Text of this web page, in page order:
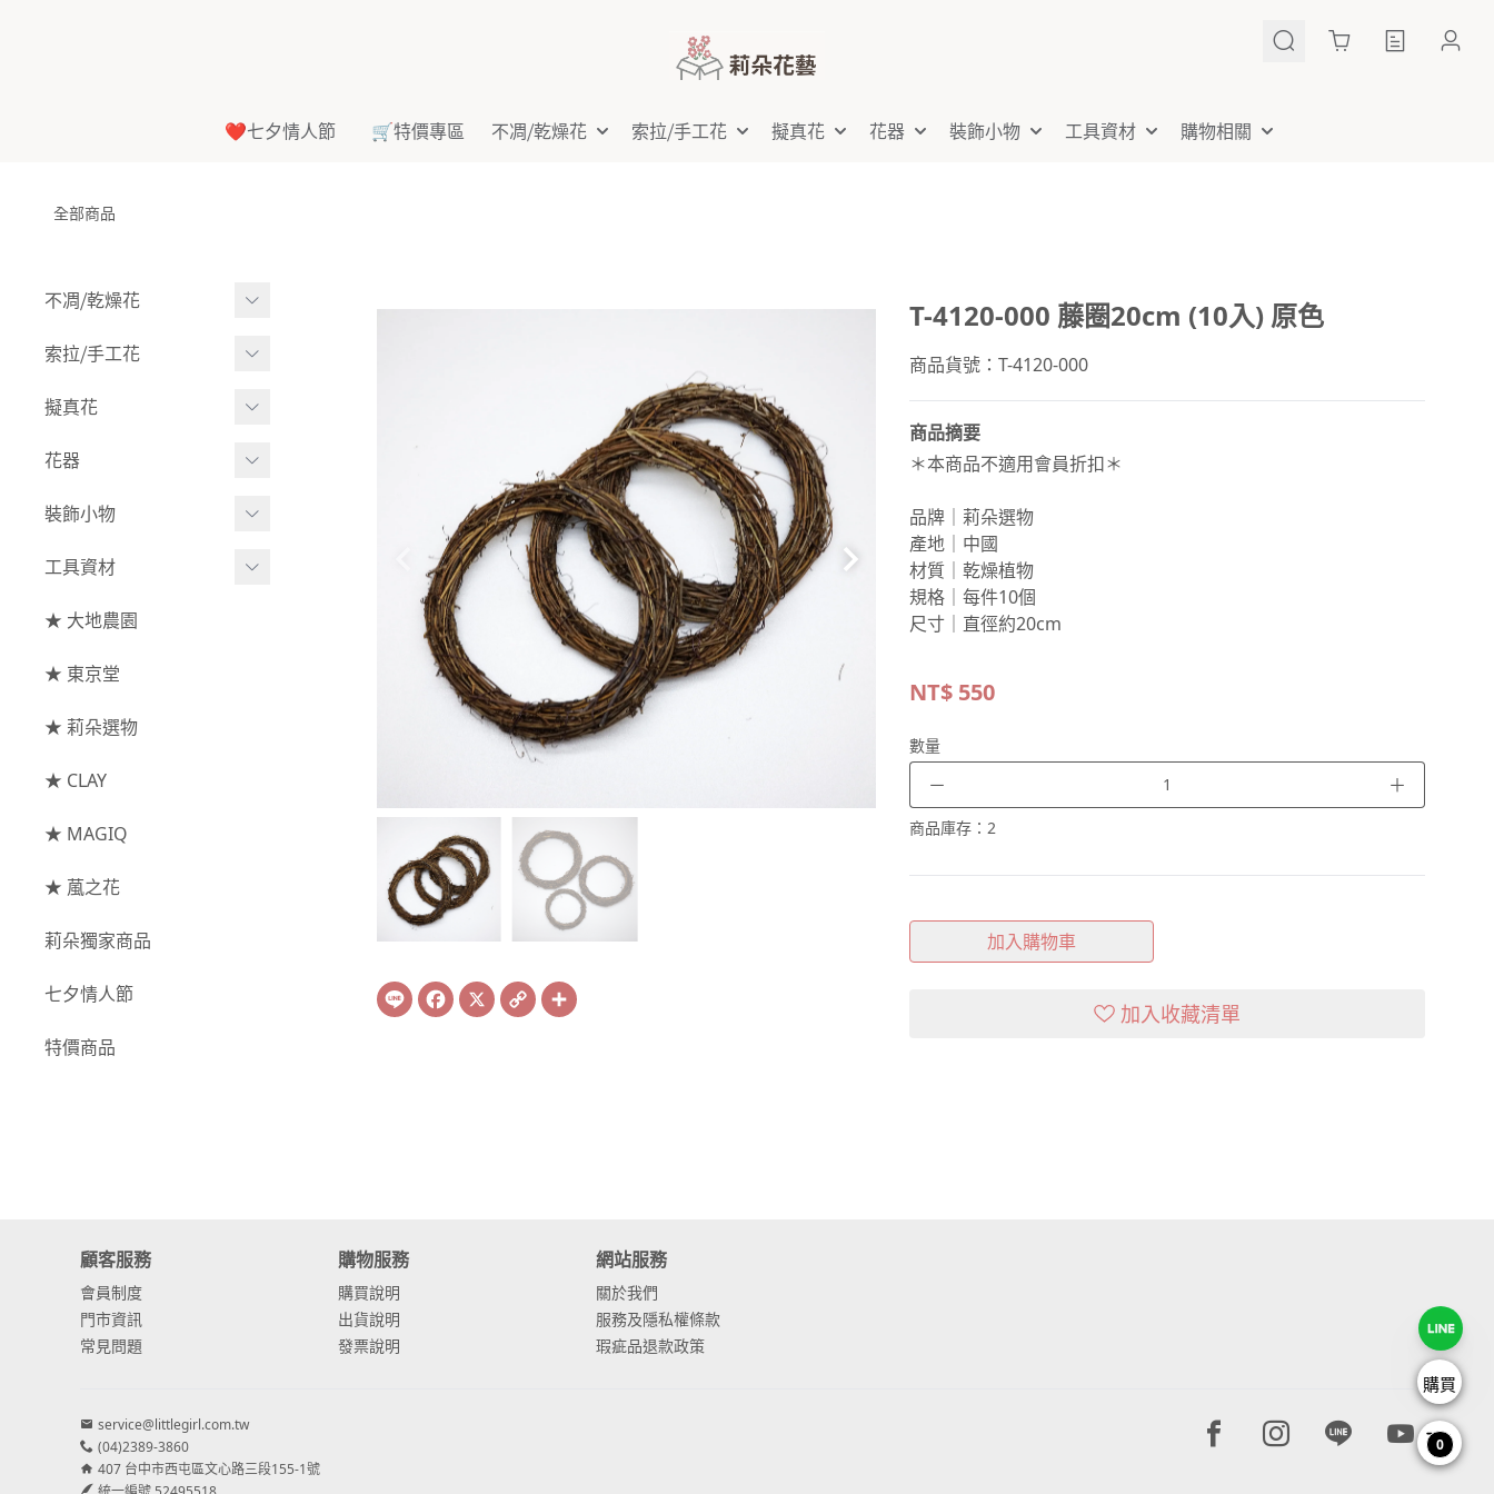
Cart
❤️七夕情人節 🛒特價專區 不凋⧸乾燥花 索拉⧸手工花 擬真花 花器 裝飾小物 工具資材 購物相關
全部商品
不凋⧸乾燥花
多色組合
- 其他
玫瑰
大玫瑰
- 迷你玫瑰
- 庭園玫瑰
- 其他玫瑰
主花
菊花
-
蘭花⧸大理花
康乃馨
- 日本繡球花
- 重瓣繡球花
- 其他繡球花
- 滿天星⧸木滿天星
- 黑種草⧸東方黑種
索拉⧸手工花
索拉花(有花莖)
- 莉朵獨家水染
- 大地農園
索拉花(僅花頭)
原色
擬真花
盆栽⧸成品
綜合花束
葉材⧸藤蔓
枝條
果實
花器
小型花器
中大型花器
捧花架⧸吊架
藤圈⧸注連繩
提籃
裝飾小物
裝飾⧸擺飾
花插
工具資材
工具⧸型錄
資材
★ 大地農園
★ 東京堂
★ 莉朵選物
★ CLAY
★ MAGIQ
★ 葻之花
莉朵獨家商品
七夕情人節
特價商品
Line Facebook
X Copy
Link
T-4120-000 藤圈20cm (10入) 原色
商品貨號：T-4120-000
商品摘要
＊本商品不適用會員折扣＊
品牌｜莉朵選物
產地｜中國
材質｜乾燥植物
規格｜每件10個
尺寸｜直徑約20cm
NT$550
數量
－ ＋
商品庫存： 2
加入購物車
加入收藏清單
顧客服務
會員制度
門市資訊
常見問題
購物服務
購買說明
出貨說明
發票說明
網站服務
關於我們
服務及隱私權條款
瑕疵品退款政策
service@littlegirl.com.tw
(04)2389-3860
407 台中市西屯區文心路三段155-1號
Facebook page
Instagram page
Line pageYoutube
購買
0